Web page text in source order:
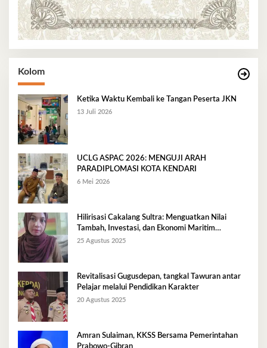
Kolom
Ketika Waktu Kembali ke Tangan Peserta JKN
13 Juli 2026
UCLG ASPAC 2026: MENGUJI ARAH
PARADIPLOMASI KOTA KENDARI
6 Mei 2026
Hilirisasi Cakalang Sultra: Menguatkan Nilai
Tambah, Investasi, dan Ekonomi Maritim
Berkelanjutan
25 Agustus 2025
Revitalisasi Gugusdepan, tangkal Tawuran antar
Pelajar melalui Pendidikan Karakter
20 Agustus 2025
Amran Sulaiman, KKSS Bersama Pemerintahan